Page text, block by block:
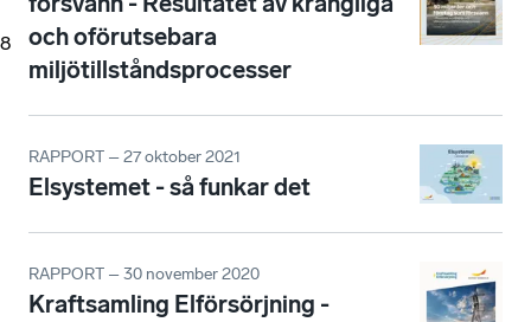
8
och oförutsebara
miljötillståndsprocesser
RAPPORT – 27 oktober 2021
Elsystemet - så funkar det
RAPPORT – 30 november 2020
Kraftsamling Elförsörjning -